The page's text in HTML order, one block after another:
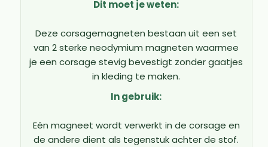
Dit moet je weten:
Deze corsagemagneten bestaan uit een set
van 2 sterke neodymium magneten waarmee
je een corsage stevig bevestigt zonder gaatjes
in kleding te maken.
In gebruik:
Eén magneet wordt verwerkt in de corsage en
de andere dient als tegenstuk achter de stof.